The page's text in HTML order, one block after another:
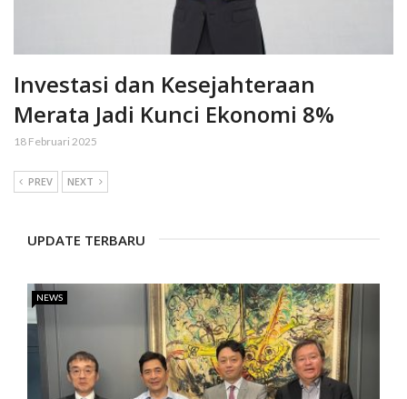
Investasi dan Kesejahteraan
Merata Jadi Kunci Ekonomi 8%
18 Februari 2025
PREV NEXT
UPDATE TERBARU
NEWS